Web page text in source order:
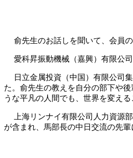
俞先生のお話しを聞いて、会員
愛科昇振動機械（嘉興）有限公
日立金属投資（中国）有限公司
た。俞先生の教えを自分の部下や
うな平凡の人間でも、世界を変え
上海リンナイ有限公司人力資源
が含まれ、馬部長の中日交流の先